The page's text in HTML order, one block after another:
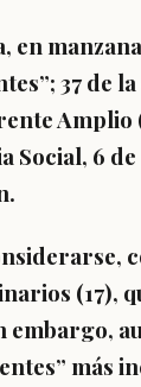
en
37 de
Amplio
Social, 6
(17),
embargo,
más